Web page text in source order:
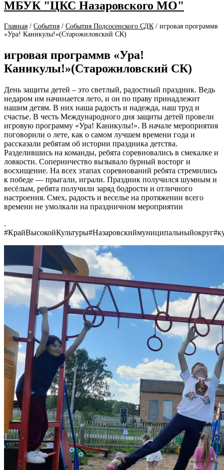
МБУК "ЦКС Назаровского МО"
Главная / События / События Подсосенского СДК / игровая программв
«Ура! Каникулы!»(Старожиловский СК)
игровая программв «Ура!
Каникулы!»(Старожиловский СК)
День защиты детей – это светлый, радостный праздник. Ведь
недаром им начинается лето, и он по праву принадлежит
нашим детям. В них наша радость и надежда, наш труд и
счастье. В честь Международного дня защиты детей провели
игровую программу «Ура! Каникулы!». В начале мероприятия
поговорили о лете, как о самом лучшем времени года и
рассказали ребятам об истории праздника детства.
Разделившись на команды, ребята соревновались в смекалке и
ловкости. Соперничество вызывало бурный восторг и
восхищение. На всех этапах соревнований ребята стремились
к победе — прыгали, играли. Праздник получился шумным и
весёлым, ребята получили заряд бодрости и отличного
настроения. Смех, радость и веселье на протяжении всего
времени не умолкали на праздничном мероприятии
.
#КрайВысокойКультуры#Назаровскиймуниципальныйокруг